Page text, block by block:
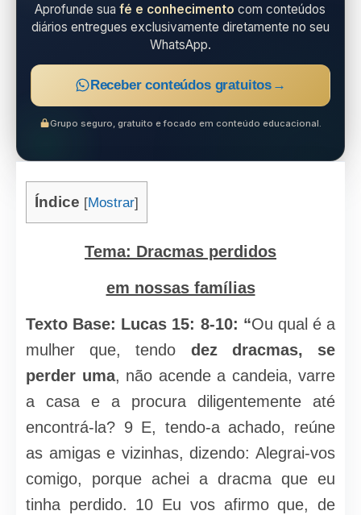
Aprofunde suafé e conhecimento com conteúdos
diários entregues exclusivamente diretamente no seu
WhatsApp.
Receber conteúdos gratuitos →
Grupo seguro, gratuito e focado em conteúdo educacional.
Índice [Mostrar]
Tema: Dracmas perdidos
em nossas famílias
Texto Base: Lucas 15: 8-10: “Ou qual é a
mulher que, tendo dez dracmas,
se
perder uma, não acende a candeia, varre
a casa e a procura diligentemente até
encontrá-la? 9 E, tendo-a achado, reúne
as amigas e vizinhas, dizendo: Alegrai-vos
comigo, porque achei a dracma que eu
tinha perdido. 10 Eu vos afirmo que, de